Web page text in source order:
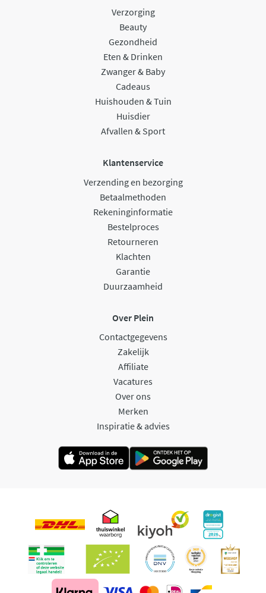
Verzorging
Beauty
Gezondheid
Eten & Drinken
Zwanger & Baby
Cadeaus
Huishouden & Tuin
Huisdier
Afvallen & Sport
Klantenservice
Verzending en bezorging
Betaalmethoden
Rekeninginformatie
Bestelproces
Retourneren
Klachten
Garantie
Duurzaamheid
Over Plein
Contactgegevens
Zakelijk
Affiliate
Vacatures
Over ons
Merken
Inspiratie & advies